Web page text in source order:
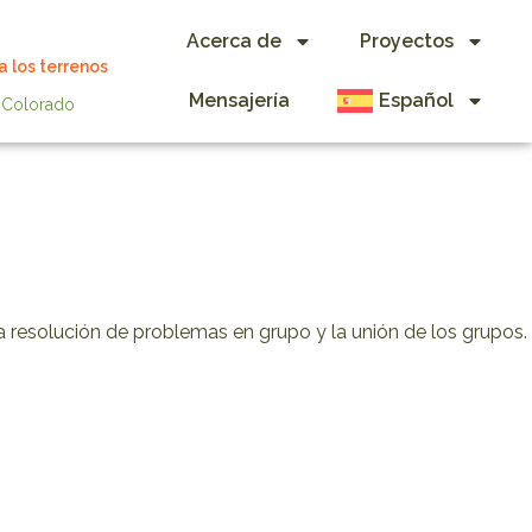
los terrenos
Acerca de Proyectos
Mensajería Español
de problemas en grupo y la unión de los grupos.